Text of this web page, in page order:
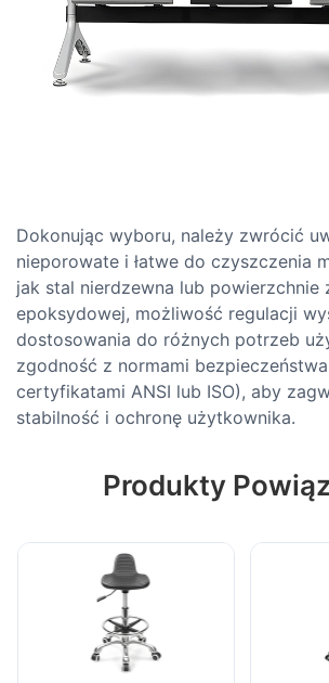
Dokonując wyboru, należy zwrócić
nieporowate i łatwe do czyszczenia
jak stal nierdzewna lub powierzchnie
epoksydowej, możliwość regulacji
dostosowania do różnych potrzeb
zgodność z normami
certyfikatami ANSI lub ISO), aby
stabilność i ochronę użytkownika.
Produkty